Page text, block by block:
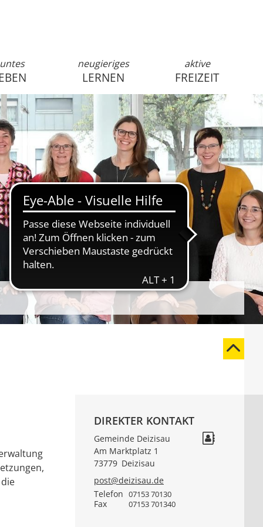
anmelden
neugieriges
LERNEN
aktive
FREIZEIT
DIREKTER KONTAKT
Gemeinde Deizisau
Am Marktplatz 1
73779 Deizisau
post@deizisau.de
Telefon 07153 70130
Fax 07153 701340